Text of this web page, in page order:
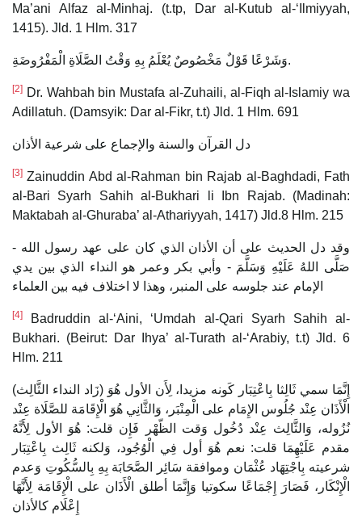
Ma’ani Alfaz al-Minhaj. (t.tp, Dar al-Kutub al-‘Ilmiyyah,
1415). Jld. 1 Hlm. 317
وَشَرْعًا قَوْلٌ مَخْصُوصٌ يُعْلَمُ بِهِ وَقْتُ الصَّلَاةِ الْمَفْرُوضَةِ.
[2] Dr. Wahbah bin Mustafa al-Zuhaili, al-Fiqh al-Islamiy wa
Adillatuh. (Damsyik: Dar al-Fikr, t.t) Jld. 1 Hlm. 691
دل القرآن والسنة والإجماع على شرعية الأذان
[3] Zainuddin Abd al-Rahman bin Rajab al-Baghdadi, Fath
al-Bari Syarh Sahih al-Bukhari li Ibn Rajab. (Madinah:
Maktabah al-Ghuraba’ al-Athariyyah, 1417) Jld.8 Hlm. 215
وقد دل الحديث على أن الأذان الذي كان على عهد رسول الله -
صَلَّى اللهُ عَلَيْهِ وَسَلَّمَ - وأبي بكر وعمر هو النداء الذي بين يدي
الإمام عند جلوسه على المنبر، وهذا لا اختلاف فيه بين العلماء
[4]
Badruddin al-‘Aini, ‘Umdah al-Qari Syarh Sahih al-
Bukhari. (Beirut: Dar Ihya’ al-Turath al-‘Arabiy, t.t) Jld. 6
Hlm. 211
(زَاد النداء الثَّالِث) إِنَّمَا سمي ثَالِثا بِاعْتِبَار كَونه مزيدا، لِأَن الأول هُوَ
الْأَذَان عِنْد جُلُوس الإِمَام على الْمِنْبَر، وَالثَّانِي هُوَ الْإِقَامَة للصَّلَاة عِنْد
نُزُوله، وَالثَّالِث عِنْد دُخُول وَقت الظّهْر فَإِن قلت: هُوَ الأول لِأَنَّهُ
مقدم عَلَيْهِمَا قلت: نعم هُوَ أول فِي الْوُجُود، وَلكنه ثَالِث بِاعْتِبَار
شرعيته بِاجْتِهَاد عُثْمَان وموافقة سَائِر الصَّحَابَة بِهِ بِالسُّكُوتِ وَعدم
الْإِنْكَار، فَصَارَ إِجْمَاعًا سكوتيا وَإِنَّمَا أطلق الْأَذَان على الْإِقَامَة لِأَنَّهَا
إِعْلَام كالأذان